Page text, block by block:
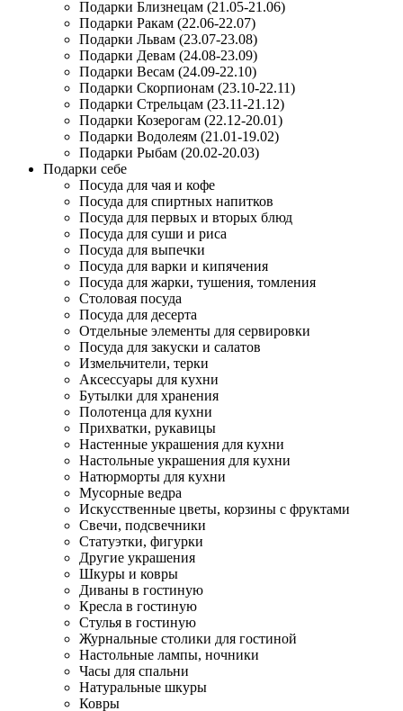
Подарки Близнецам (21.05-21.06)
Подарки Ракам (22.06-22.07)
Подарки Львам (23.07-23.08)
Подарки Девам (24.08-23.09)
Подарки Весам (24.09-22.10)
Подарки Скорпионам (23.10-22.11)
Подарки Стрельцам (23.11-21.12)
Подарки Козерогам (22.12-20.01)
Подарки Водолеям (21.01-19.02)
Подарки Рыбам (20.02-20.03)
Подарки себе
Посуда для чая и кофе
Посуда для спиртных напитков
Посуда для первых и вторых блюд
Посуда для суши и риса
Посуда для выпечки
Посуда для варки и кипячения
Посуда для жарки, тушения, томления
Столовая посуда
Посуда для десерта
Отдельные элементы для сервировки
Посуда для закуски и салатов
Измельчители, терки
Аксессуары для кухни
Бутылки для хранения
Полотенца для кухни
Прихватки, рукавицы
Настенные украшения для кухни
Настольные украшения для кухни
Натюрморты для кухни
Мусорные ведра
Искусственные цветы, корзины с фруктами
Свечи, подсвечники
Статуэтки, фигурки
Другие украшения
Шкуры и ковры
Диваны в гостиную
Кресла в гостиную
Стулья в гостиную
Журнальные столики для гостиной
Настольные лампы, ночники
Часы для спальни
Натуральные шкуры
Ковры